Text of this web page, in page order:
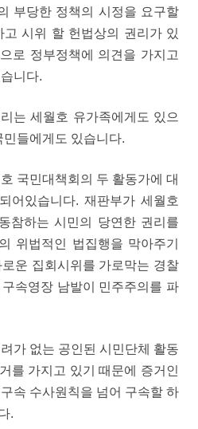
부당한 정책의 시정을 요구할
시위 할 헌법상의 권리가 있
로 정부정책에 의견을 가지고
니다.
는 세월호 유가족에게도 있으
들에게도 있습니다.
국민대책회의 두 활동가에 대
어있습니다. 재판부가 세월호
참하는 시민의 당연한 권리를
위법적인 법집행을 막아주기
운 집회시위를 가로막는 경찰
속영장 남발이 민주주의를 파
가 없는 공인된 시민단체 활동
를 가지고 있기 때문에 증거인
속 수사원칙을 넘어 구속할 하
.